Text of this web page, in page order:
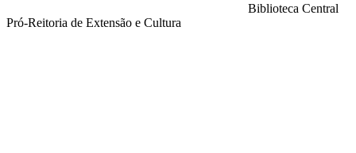
Biblioteca Central
Pró-Reitoria de Extensão e Cultura